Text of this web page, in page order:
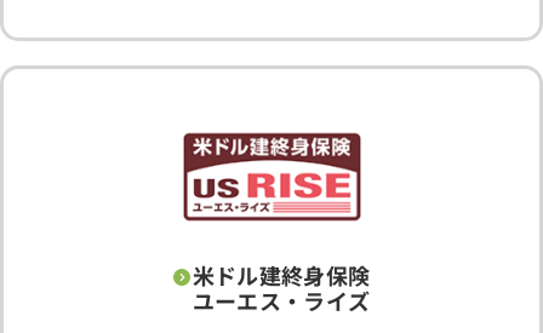
米ドル建終身保険
ユーエス・ライズ